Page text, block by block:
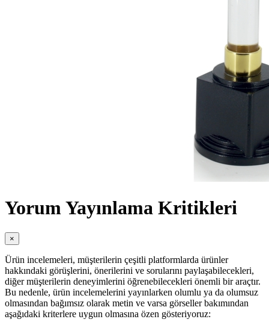
Yorum Yayınlama Kritikleri
×
Ürün incelemeleri, müşterilerin çeşitli platformlarda ürünler
hakkındaki görüşlerini, önerilerini ve sorularını paylaşabilecekleri,
diğer müşterilerin deneyimlerini öğrenebilecekleri önemli bir araçtır.
Bu nedenle, ürün incelemelerini yayınlarken olumlu ya da olumsuz
olmasından bağımsız olarak metin ve varsa görseller bakımından
aşağıdaki kriterlere uygun olmasına özen gösteriyoruz: